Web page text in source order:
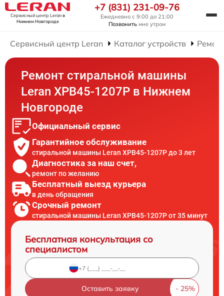
Сервисный центр Leranв
Нижнем Новгороде
+7 (831) 231-09-76
Ежедневно с 9:00 до 21:00
Позвонить мне утром
Сервисный центр Leran Каталог устройств
Ремонт стиральной машины
Leran XPB45-1207P в Нижнем
Новгороде
Официальный сервис
Гарантийное обслуживание
стиральной машины Leran XPB45-1207P до 3 лет
Диагностика за наш счет,
ремонт по желанию
Бесплатный выезд курьера
в день обращения
Срочный ремонт
стиральной машины Leran XPB45-1207P от 35 минут
Бесплатная консультация со
специалистом
Оставить заявку